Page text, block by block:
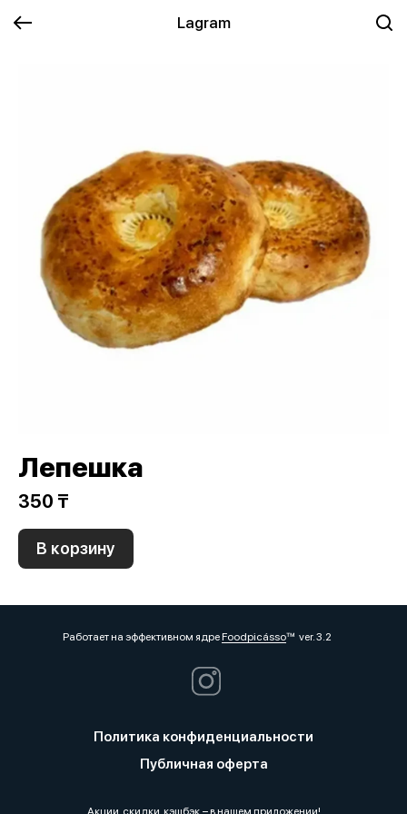
Lagram
Лепешка
350 ₸
В корзину
Работает на эффективном ядреFoodpicássover. 3.2
Политика конфиденциальности
Публичная оферта
Акции, скидки, кэшбэк − в нашем приложении!